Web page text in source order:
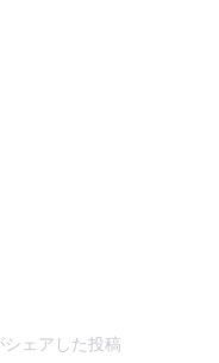
ェアした投稿